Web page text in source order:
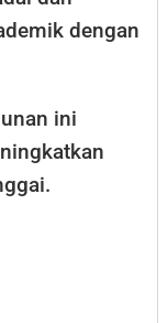
dengan
ini